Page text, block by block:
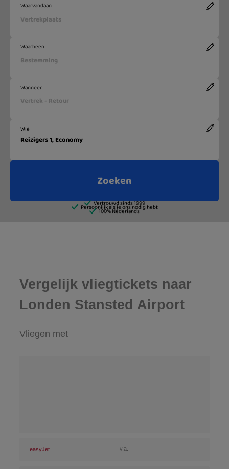
Vergelijk vliegtickets naar
Londen Stansted Airport
Vliegen met
easyJet v.a.